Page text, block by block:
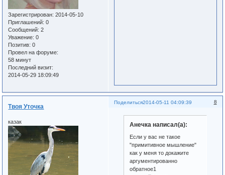
Зарегистрирован: 2014-05-10
Приглашений: 0
Сообщений: 2
Уважение: 0
Позитив: 0
Провел на форуме:
58 минут
Последний визит:
2014-05-29 18:09:49
Поделиться 8
2014-05-11 04:09:39
Твоя Уточка
казак Анечка написал(а):
Если у вас не такое
"примитивное мышление"
как у меня то докажите
аргументированно
обратное1